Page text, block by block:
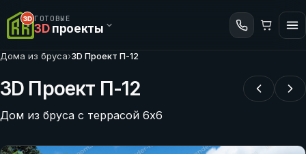
ГОТОВЫЕ
3Dпроекты
Дома из бруса›3D Проект П-12
3D Проект П-12
Дом из бруса с террасой 6х6